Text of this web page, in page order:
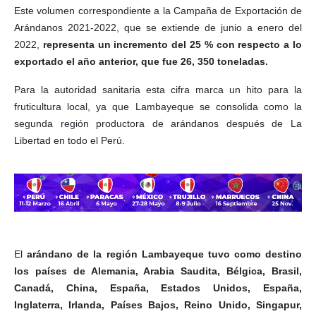
Este volumen correspondiente a la Campaña de Exportación de
Arándanos 2021-2022, que se extiende de junio a enero del
2022,
representa un incremento del 25 % con respecto a lo
exportado el año anterior, que fue 26, 350 toneladas.
Para la autoridad sanitaria esta cifra marca un hito para la
fruticultura local, ya que Lambayeque se consolida como la
segunda región productora de arándanos después de La
Libertad en todo el Perú.
Elarándano de la región Lambayeque tuvo como destino
los países de Alemania, Arabia Saudita, Bélgica, Brasil,
Canadá, China, España, Estados Unidos, España,
Inglaterra, Irlanda, Países Bajos, Reino Unido, Singapur,